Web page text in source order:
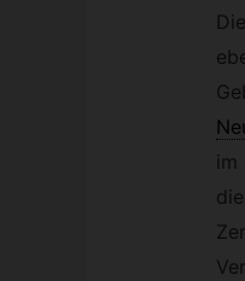
im